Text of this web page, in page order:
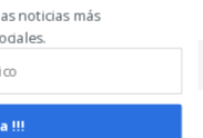
noticias más
!!!